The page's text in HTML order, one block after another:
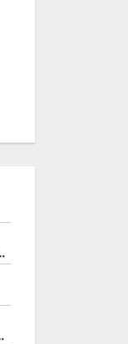
補講について
て下さい。